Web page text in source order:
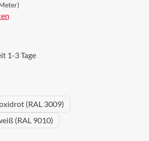
1-3 Tage
(RAL 3009)
(RAL 9010)